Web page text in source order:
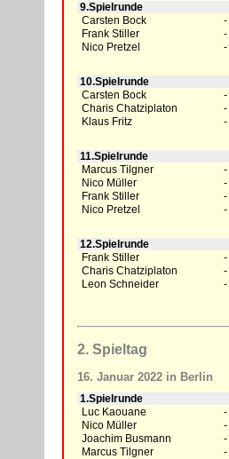
9.Spielrunde
Carsten Bock
Frank Stiller
Nico Pretzel
10.Spielrunde
Carsten Bock
Charis Chatziplaton
Klaus Fritz
11.Spielrunde
Marcus Tilgner
Nico Müller
Frank Stiller
Nico Pretzel
12.Spielrunde
Frank Stiller
Charis Chatziplaton
Leon Schneider
2. Spieltag
16. Januar 2022 in Berlin
1.Spielrunde
Luc Kaouane
Nico Müller
Joachim Busmann
Marcus Tilgner